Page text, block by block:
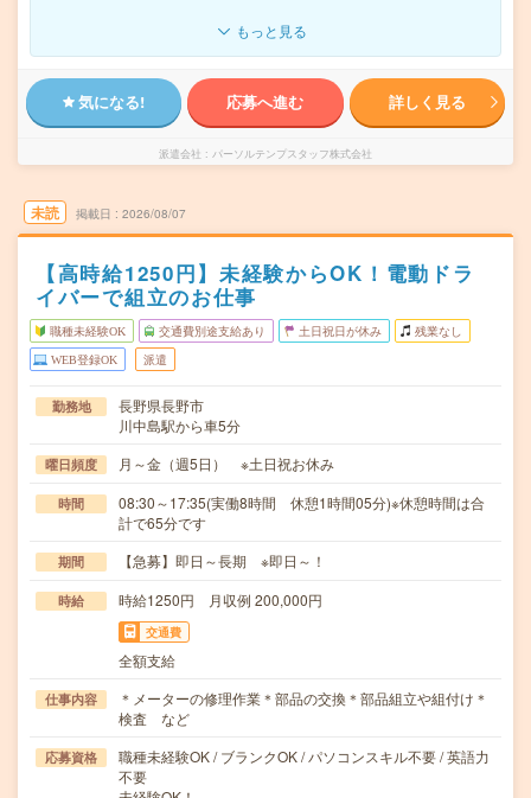
もっと見る
気になる! 応募へ進む 詳しく見る
派遣会社 パーソルテンプスタッフ株式会社
未読 掲載日 2026/08/07
【高時給1250円】未経験からOK！電動ドラ
イバーで組立のお仕事
職種未経験OK 交通費別途支給あり 土日祝日が休み 残業なし
WEB登録OK 派遣
勤務地
長野県長野市
川中島駅から車5分
曜日頻度 月～金（週5日） ※土日祝お休み
時間
08:30～17:35(実働8時間 休憩1時間05分)※休憩時間は合
計で65分です
期間 【急募】即日～長期 ※即日～！
時給 時給1250円 月収例 200,000円
交通費
全額支給
仕事内容
＊メーターの修理作業＊部品の交換＊部品組立や組付け＊
検査 など
応募資格
職種未経験OK / ブランクOK / パソコンスキル不要 / 英語力
不要